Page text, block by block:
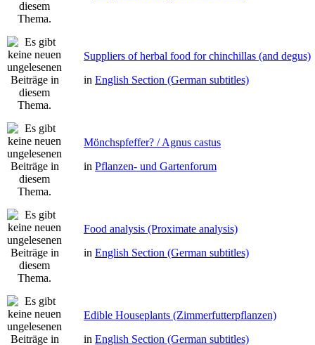
Suppliers of herbal food for chinchillas (and degus)
in English Section (German subtitles)
Mönchspfeffer? / Agnus castus
in Pflanzen- und Gartenforum
Food analysis (Proximate analysis)
in English Section (German subtitles)
Edible Houseplants (Zimmerfutterpflanzen)
in English Section (German subtitles)